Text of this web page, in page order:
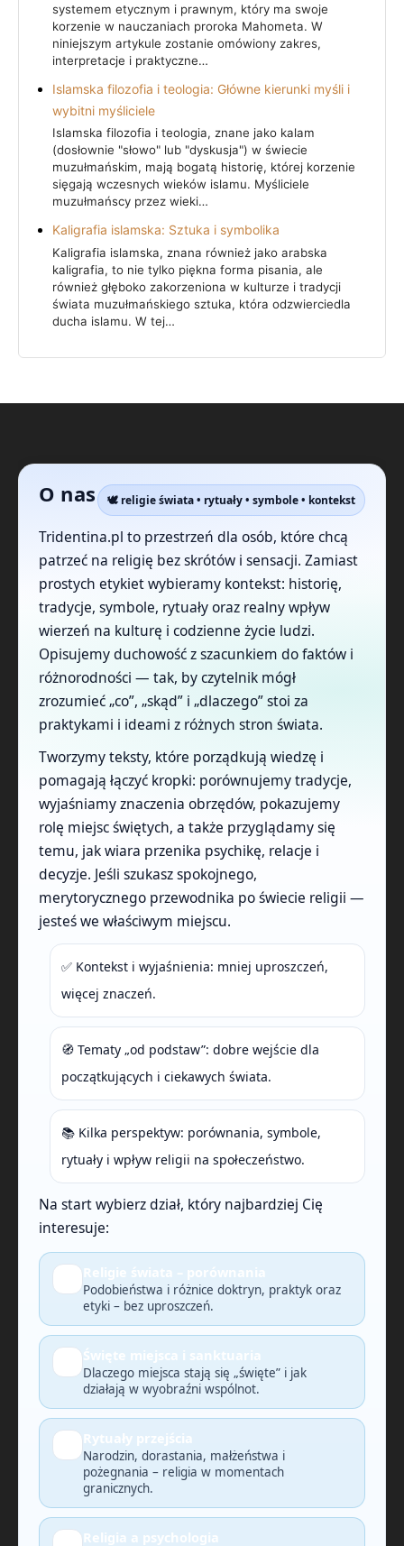
systemem etycznym i prawnym, który ma swoje
korzenie w nauczaniach proroka Mahometa. W
niniejszym artykule zostanie omówiony zakres,
interpretacje i praktyczne…
Islamska filozofia i teologia: Główne kierunki myśli i
wybitni myśliciele
Islamska filozofia i teologia, znane jako kalam
(dosłownie "słowo" lub "dyskusja") w świecie
muzułmańskim, mają bogatą historię, której korzenie
sięgają wczesnych wieków islamu. Myśliciele
muzułmańscy przez wieki…
Kaligrafia islamska: Sztuka i symbolika
Kaligrafia islamska, znana również jako arabska
kaligrafia, to nie tylko piękna forma pisania, ale
również głęboko zakorzeniona w kulturze i tradycji
świata muzułmańskiego sztuka, która odzwierciedla
ducha islamu. W tej…
O nas 🕊️ religie świata • rytuały • symbole • kontekst
Tridentina.pl to przestrzeń dla osób, które chcą
patrzeć na religię bez skrótów i sensacji. Zamiast
prostych etykiet wybieramy kontekst: historię,
tradycje, symbole, rytuały oraz realny wpływ
wierzeń na kulturę i codzienne życie ludzi.
Opisujemy duchowość z szacunkiem do faktów i
różnorodności — tak, by czytelnik mógł
zrozumieć „co”, „skąd” i „dlaczego” stoi za
praktykami i ideami z różnych stron świata.
Tworzymy teksty, które porządkują wiedzę i
pomagają łączyć kropki: porównujemy tradycje,
wyjaśniamy znaczenia obrzędów, pokazujemy
rolę miejsc świętych, a także przyglądamy się
temu, jak wiara przenika psychikę, relacje i
decyzje. Jeśli szukasz spokojnego,
merytorycznego przewodnika po świecie religii —
jesteś we właściwym miejscu.
✅ Kontekst i wyjaśnienia: mniej uproszczeń,
więcej znaczeń.
🧭 Tematy „od podstaw”: dobre wejście dla
początkujących i ciekawych świata.
📚 Kilka perspektyw: porównania, symbole,
rytuały i wpływ religii na społeczeństwo.
Na start wybierz dział, który najbardziej Cię
interesuje:
Religie świata – porównania
Podobieństwa i różnice doktryn, praktyk oraz
etyki – bez uproszczeń.
Święte miejsca i sanktuaria
Dlaczego miejsca stają się „święte” i jak
działają w wyobraźni wspólnot.
Rytuały przejścia
Narodzin, dorastania, małżeństwa i
pożegnania – religia w momentach
granicznych.
Religia a psychologia